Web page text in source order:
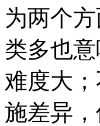
为两个
类多也
难度大
施差异